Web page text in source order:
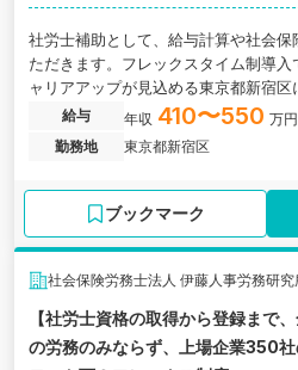
社労士補助として、給与計算や社会
ただきます。フレックスタイム制導
ャリアアップが見込める東京都新宿
小企業まで幅広い経験が積める社労士
給与 年収 410〜550 万円
勤務地
東京都新宿区
ブックマーク
社会保険労務士法人 伊藤人事労務研究
【社労士資格の取得から登録まで
の労務のみならず、上場企業350